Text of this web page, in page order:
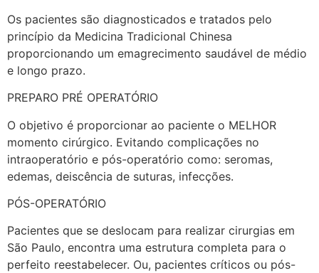
Os pacientes são diagnosticados e tratados pelo
princípio da Medicina Tradicional Chinesa
proporcionando um emagrecimento saudável de médio
e longo prazo.
PREPARO PRÉ OPERATÓRIO
O objetivo é proporcionar ao paciente o MELHOR
momento cirúrgico. Evitando complicações no
intraoperatório e pós-operatório como: seromas,
edemas, deiscência de suturas, infecções.
PÓS-OPERATÓRIO
Pacientes que se deslocam para realizar cirurgias em
São Paulo, encontra uma estrutura completa para o
perfeito reestabelecer. Ou, pacientes críticos ou pós-